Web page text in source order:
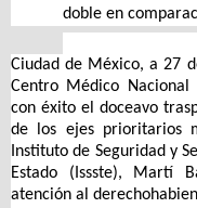
doble en
Ciudad de México, a 27
Centro Médico
con éxito el doceavo
de los ejes prioritarios
Instituto de Seguridad y
Estado (Issste), Martí
atención al